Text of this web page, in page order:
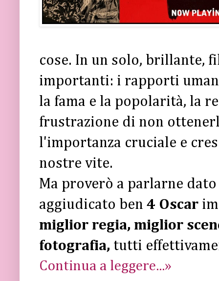
cose. In un solo, brillante,
importanti: i rapporti
la fama e la popolarità, la
frustrazione di non
l'importanza cruciale e
nostre vite.
Ma proverò a parlarne
aggiudicato ben 4 Oscar
miglior regia, miglior
fotografia, tutti
Continua a leggere...»